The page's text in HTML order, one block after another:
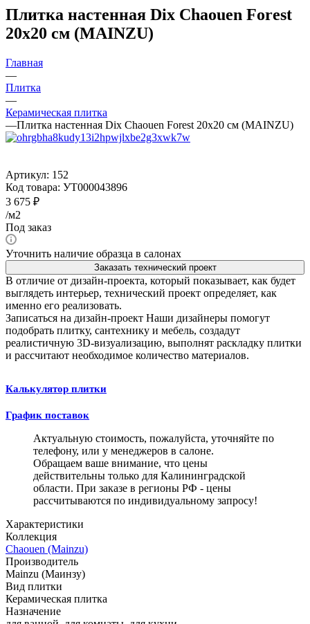
Плитка настенная Dix Chaouen Forest
20x20 см (MAINZU)
Главная
—
Плитка
—
Керамическая плитка
—Плитка настенная Dix Chaouen Forest 20x20 см (MAINZU)
Артикул: 152
Код товара: УТ000043896
3 675 ₽
/м2
Под заказ
Уточнить наличие образца в салонах
Заказать технический проект
В отличие от дизайн-проекта, который показывает, как будет
выглядеть интерьер, технический проект определяет, как
именно его реализовать.
Записаться на дизайн-проект Наши дизайнеры помогут
подобрать плитку, сантехнику и мебель, создадут
реалистичную 3D-визуализацию, выполнят раскладку плитки
и рассчитают необходимое количество материалов.
Калькулятор плитки
График поставок
Актуальную стоимость, пожалуйста, уточняйте по
телефону, или у менеджеров в салоне.
Обращаем ваше внимание, что цены
действительны только для Калининградской
области. При заказе в регионы РФ - цены
рассчитываются по индивидуальному запросу!
Характеристики
Коллекция
Chaouen (Mainzu)
Производитель
Mainzu (Маинзу)
Вид плитки
Керамическая плитка
Назначение